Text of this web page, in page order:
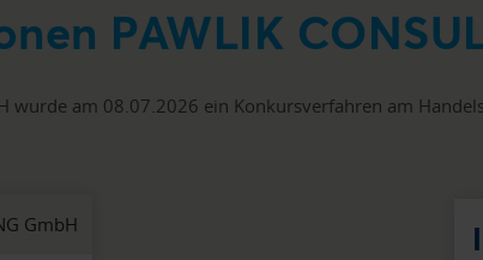
PAWLIK
wurde am 08.07.2026 ein Konkursverfahren am
GmbH